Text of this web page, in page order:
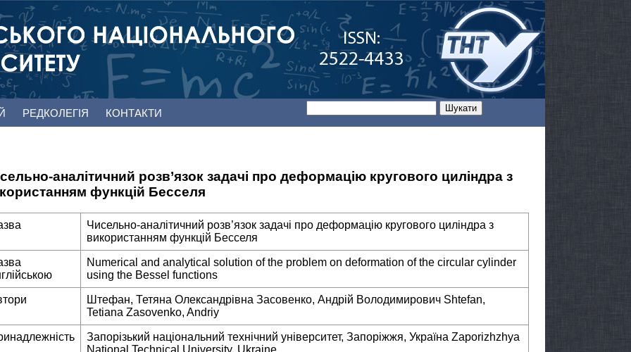
РЕДКОЛЕГІЯ КОНТАКТИ
аналітичний розв’язок задачі про деформацію кругового циліндра з
функцій Бесселя
Чисельно-аналітичний розв’язок задачі про деформацію кругового циліндра з
використанням функцій Бесселя
Numerical and analytical solution of the problem on deformation of the circular cylinder
using the Bessel functions
Штефан, Тетяна Олександрівна Засовенко, Андрій Володимирович Shtefan,
Tetiana Zasovenko, Andriy
Запорізький національний технічний університет, Запоріжжя, Україна Zaporizhzhya